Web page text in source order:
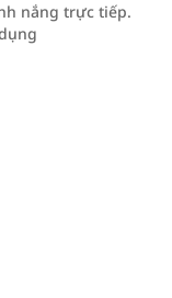
nắng trực tiếp.